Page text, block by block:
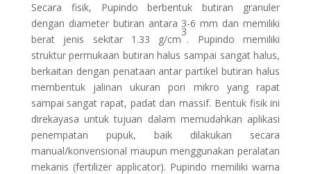
Secara fisik, Pupindo berbentuk butiran granuler
dengan diameter butiran antara 3-6 mm dan memiliki
berat jenis sekitar 1.33 g/cm
3
. Pupindo memiliki
struktur permukaan butiran halus sampai sangat halus,
berkaitan dengan penataan antar partikel butiran halus
membentuk jalinan ukuran pori mikro yang rapat
sampai sangat rapat, padat dan massif. Bentuk fisik ini
direkayasa untuk tujuan dalam memudahkan aplikasi
penempatan pupuk, baik dilakukan secara
manual/konvensional maupun menggunakan peralatan
mekanis (fertilizer applicator). Pupindo memiliki warna